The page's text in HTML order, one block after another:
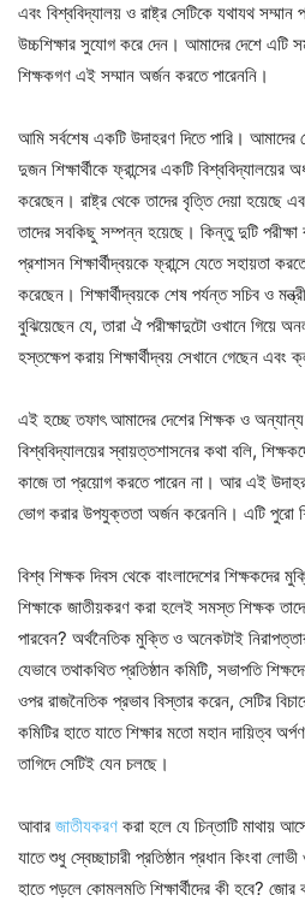
এবং বিশ্ববিদ্যালয় ও রাষ্ট্র সেটিকে যথাযথ সম্মান
উচ্চশিক্ষার সুযোগ করে দেন। আমাদের দেশে এটি
শিক্ষকগণ এই সম্মান অর্জন করতে পারেননি।
আমি সর্বশেষ একটি উদাহরণ দিতে পারি। আমাদের
দুজন শিক্ষার্থীকে ফ্রান্সের একটি বিশ্ববিদ্যালয়ের
করেছেন। রাষ্ট্র থেকে তাদের বৃত্তি দেয়া
তাদের সবকিছু সম্পন্ন হয়েছে। কিন্তু দুটি পরীক্ষা
প্রশাসন শিক্ষার্থীদ্বয়কে ফ্রান্সে যেতে সহায়তা
করেছেন। শিক্ষার্থীদ্বয়কে শেষ পর্যন্ত সচিব ও
বুঝিয়েছেন যে, তারা ঐ পরীক্ষাদুটো ওখানে গিয়ে
হস্তক্ষেপ করায় শিক্ষার্থীদ্বয় সেখানে গেছেন
এই হচ্ছে তফাৎ আমাদের দেশের শিক্ষক ও
বিশ্ববিদ্যালয়ের স্বায়ত্তশাসনের কথা বলি,
কাজে তা প্রয়োগ করতে পারেন না। আর এই
ভোগ করার উপযুক্ততা অর্জন করেননি। এটি পুরো
বিশ্ব শিক্ষক দিবস থেকে বাংলাদেশের
শিক্ষাকে জাতীয়করণ করা হলেই সমস্ত শিক্ষক
পারবেন? অর্থনৈতিক মুক্তি ও অনেকটাই
যেভাবে তথাকথিত প্রতিষ্ঠান কমিটি, সভাপতি
ওপর রাজনৈতিক প্রভাব বিস্তার করেন, সেটির
কমিটির হাতে যাতে শিক্ষার মতো মহান দায়িত্ব
তাগিদে সেটিই যেন চলছে।
আবার জাতীযকরণ করা হলে যে চিন্তাটি মাথায়
যাতে শুধু স্বেচ্ছাচারী প্রতিষ্ঠান প্রধান কিংবা
হাতে পড়লে কোমলমতি শিক্ষার্থীদের কী হবে?